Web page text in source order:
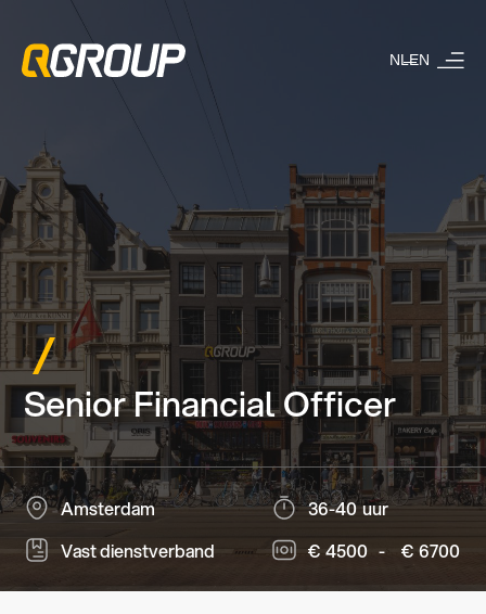
NLEN
Senior Financial Officer
Amsterdam 36-40 uur
Vast dienstverband
€ 4500 - € 6700